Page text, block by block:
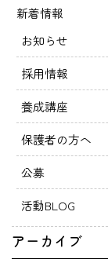
新着情報
お知らせ
採用情報
養成講座
保護者の方へ
公募
活動BLOG
アーカイブ